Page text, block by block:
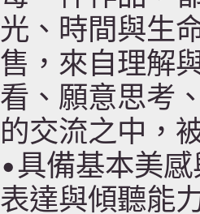
光、時間與生
售，來自理解
看、願意思考
的交流之中，
•具備基本美
表達與傾聽能